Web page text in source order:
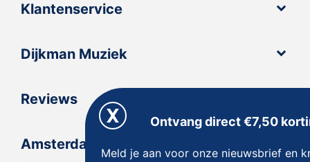
Klantenservice
Dijkman Muziek
Reviews
Amsterdam
Ontvang direct €7,50
Meld je aan voor onze nieuwsbrief en